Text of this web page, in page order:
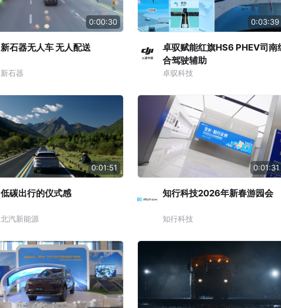
0:00:30
新石器无人车 无人配送
新石器
0:03:39
卓驭赋能红旗HS6 PHEV司南
合驾驶辅助
卓驭科技
0:01:51
低碳出行的仪式感
北汽新能源
0:01:31
知行科技2026年新春游园会
知行科技